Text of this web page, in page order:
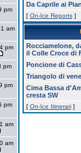
pm
am
pm
pm
pm
pm
am
am
Da Caprile ai
[ On-Ice Reports]
Rocciamelone,
il Colle Croce di
Poncione di
Triangolo di
Cima Bassa
cresta SW
[ On-Ice Itinerari]